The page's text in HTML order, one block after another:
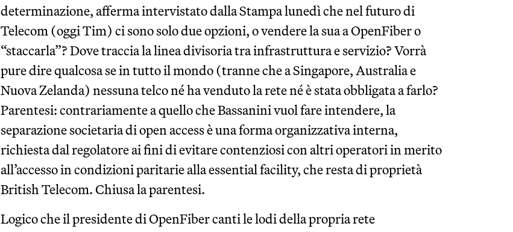
determinazione, afferma intervistato dalla Stampa lunedì che nel futuro di
Telecom (oggi Tim) ci sono solo due opzioni, o vendere la sua a OpenFiber o
“staccarla”? Dove traccia la linea divisoria tra infrastruttura e servizio? Vorrà
pure dire qualcosa se in tutto il mondo (tranne che a Singapore, Australia e
Nuova Zelanda) nessuna telco né ha venduto la rete né è stata obbligata a farlo?
Parentesi: contrariamente a quello che Bassanini vuol fare intendere, la
separazione societaria di open access è una forma organizzativa interna,
richiesta dal regolatore ai fini di evitare contenziosi con altri operatori in merito
all’accesso in condizioni paritarie alla essential facility, che resta di proprietà
British Telecom. Chiusa la parentesi.
Logico che il presidente di OpenFiber canti le lodi della propria rete